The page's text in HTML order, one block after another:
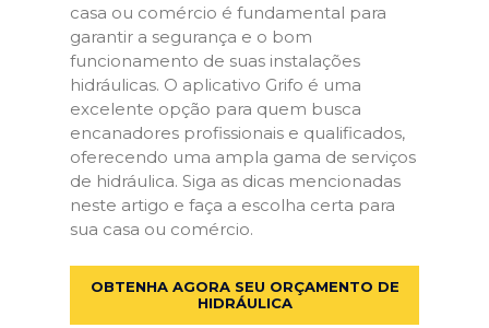
casa ou comércio é fundamental para
garantir a segurança e o bom
funcionamento de suas instalações
hidráulicas. O aplicativo Grifo é uma
excelente opção para quem busca
encanadores profissionais e qualificados,
oferecendo uma ampla gama de serviços
de hidráulica. Siga as dicas mencionadas
neste artigo e faça a escolha certa para
sua casa ou comércio.
OBTENHA AGORA SEU ORÇAMENTO DE
HIDRÁULICA